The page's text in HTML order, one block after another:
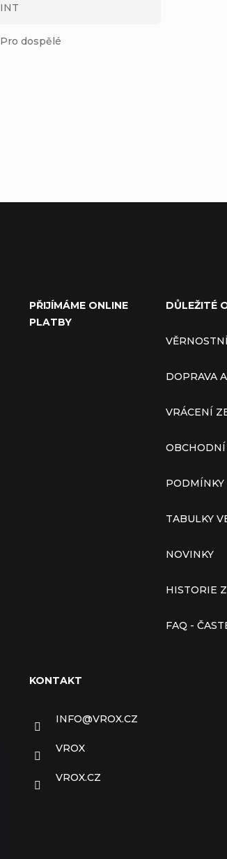
INT
Pro dospělé
PŘIJÍMÁME ONLINE
PLATBY
DŮLEŽITÉ
DOPRAVA
VRÁCENÍ
PODMÍNKY
TABULKY
NOVINKY
HISTORIE
FAQ -
KONTAKT
INFO@VROX.CZ
VROX
VROX.CZ